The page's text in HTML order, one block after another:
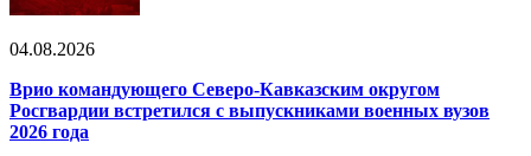
04.08.2026
Врио командующего Северо-Кавказским округом
Росгвардии встретился с выпускниками военных вузов
2026 года